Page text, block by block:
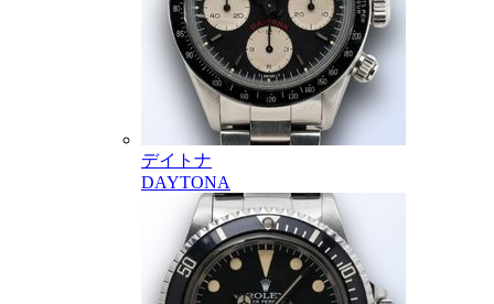
デイトナ
DAYTONA